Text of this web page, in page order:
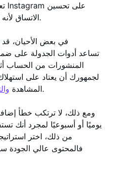
الاتساق لأنه ليس لديك انقطاع في المحتوى.
في بعض الأحيان،
المنشورات من الحساب
لجمهورك أن يعتاد على
المشاهدةبالقفز إلى أعلى مستوى.
ومع ذلك، لا ترتكب خطأ
يوميًا أو أسبوعيًا لمجرد أنك
من ذلك، اختر
فالمحتوى عالي